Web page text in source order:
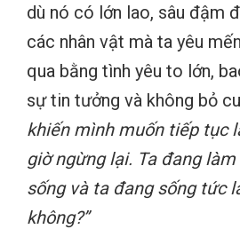
dù nó có lớn lao, sâu đậm
các nhân vật mà ta yêu
qua bằng tình yêu to lớn,
sự tin tưởng và không bỏ
khiến mình muốn tiếp tục
giờ ngừng lại. Ta đang
sống và ta đang sống tức
không?”